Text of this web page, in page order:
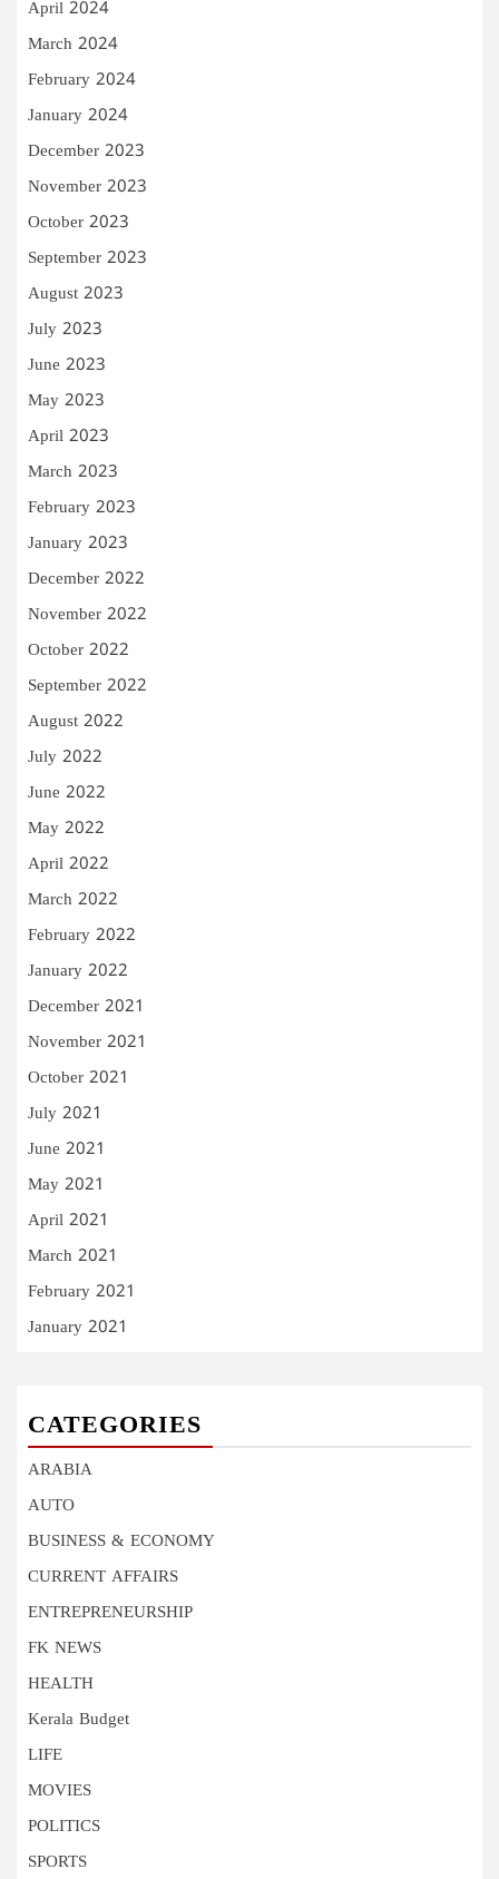
April 2024
March 2024
February 2024
January 2024
December 2023
November 2023
October 2023
September 2023
August 2023
July 2023
June 2023
May 2023
April 2023
March 2023
February 2023
January 2023
December 2022
November 2022
October 2022
September 2022
August 2022
July 2022
June 2022
May 2022
April 2022
March 2022
February 2022
January 2022
December 2021
November 2021
October 2021
July 2021
June 2021
May 2021
April 2021
March 2021
February 2021
January 2021
CATEGORIES
ARABIA
AUTO
BUSINESS & ECONOMY
CURRENT AFFAIRS
ENTREPRENEURSHIP
FK NEWS
HEALTH
Kerala Budget
LIFE
MOVIES
POLITICS
SPORTS